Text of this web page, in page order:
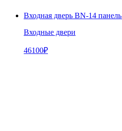
Входная дверь BN-14
Входные двери
46100₽